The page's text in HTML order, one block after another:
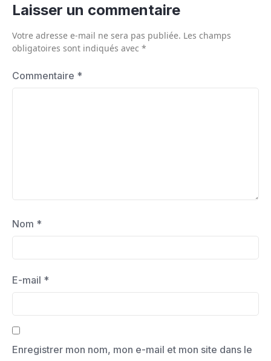
Laisser un commentaire
Votre adresse e-mail ne sera pas publiée. Les champs
obligatoires sont indiqués avec *
Commentaire *
Nom *
E-mail *
Enregistrer mon nom, mon e-mail et mon site dans le